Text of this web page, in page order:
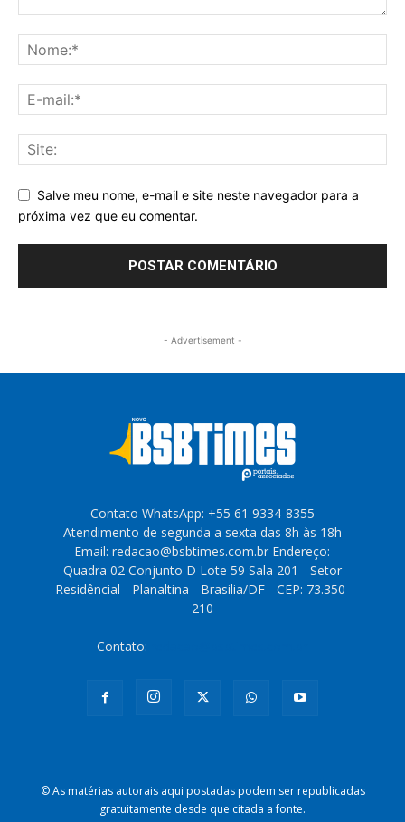
Salve meu nome, e-mail e site neste navegador para a
próxima vez que eu comentar.
- Advertisement -
Contato WhatsApp: +55 61 9334-8355
Atendimento de segunda a sexta das 8h às 18h
Email: redacao@bsbtimes.com.br Endereço:
Quadra 02 Conjunto D Lote 59 Sala 201 - Setor
Residêncial - Planaltina - Brasilia/DF - CEP: 73.350-
210
Contato:
© As matérias autorais aqui postadas podem ser republicadas
gratuitamente desde que citada a fonte.